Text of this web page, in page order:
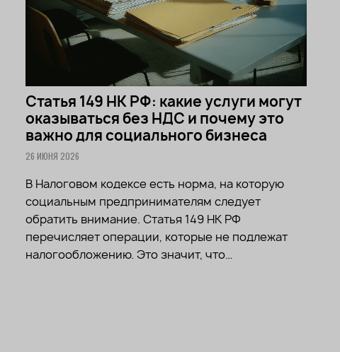
Статья 149 НК РФ: какие услуги могут
оказываться без НДС и почему это
важно для социального бизнеса
26 ИЮНЯ 2026
В Налоговом кодексе есть норма, на которую
социальным предпринимателям следует
обратить внимание. Статья 149 НК РФ
перечисляет операции, которые не подлежат
налогообложению. Это значит, что…